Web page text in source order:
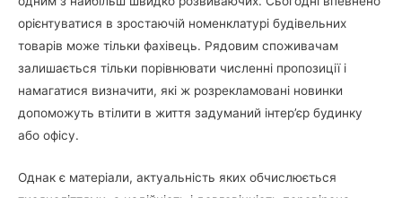
орієнтуватися в зростаючій номенклатурі будівельних
товарів може тільки фахівець. Рядовим споживачам
залишається тільки порівнювати численні пропозиції і
намагатися визначити, які ж розрекламовані новинки
допоможуть втілити в життя задуманий інтер’єр будинку
або офісу.
Однак є матеріали, актуальність яких обчислюється